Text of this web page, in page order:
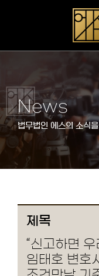
News
법무법인 에스의 소식
제목
“신고하면
임태호 변호